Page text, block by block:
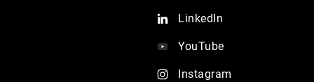
LinkedIn
YouTube
Instagram